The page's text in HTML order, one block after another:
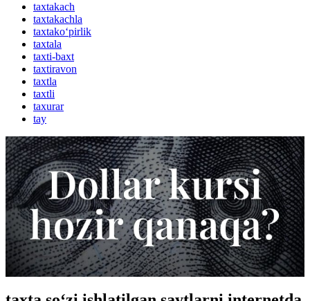
taxtakach
taxtakachla
taxtako‘pirlik
taxtala
taxti-baxt
taxtiravon
taxtla
taxtli
taxurar
tay